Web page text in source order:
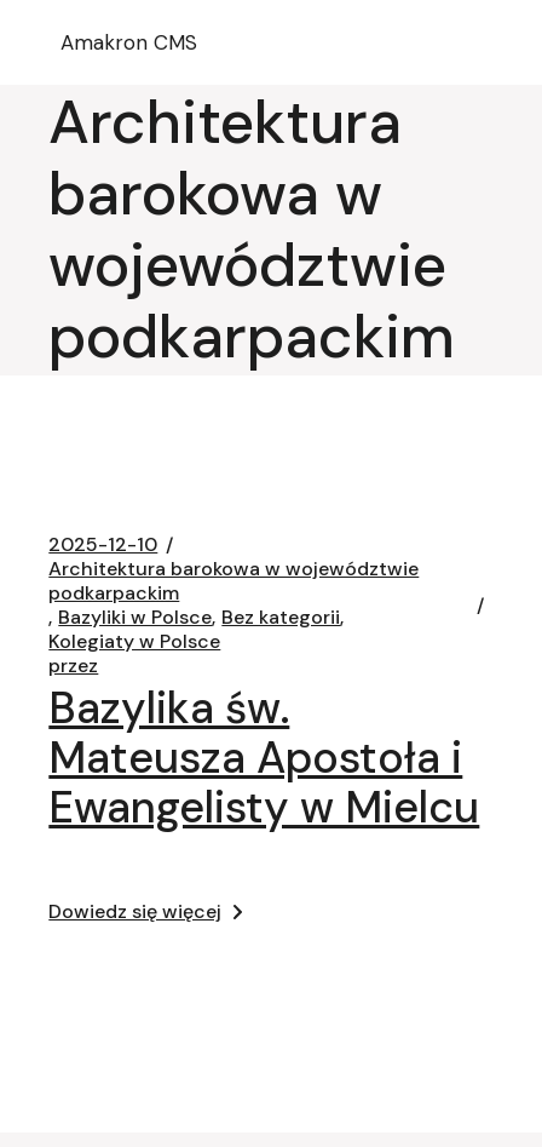
Amakron CMS
Architektura
barokowa w
województwie
podkarpackim
2025-12-10
Architektura barokowa w województwie
podkarpackim
Bazyliki w Polsce Bez kategorii
Kolegiaty w Polsce
przez
Bazylika św.
Mateusza Apostoła i
Ewangelisty w Mielcu
Dowiedz się więcej